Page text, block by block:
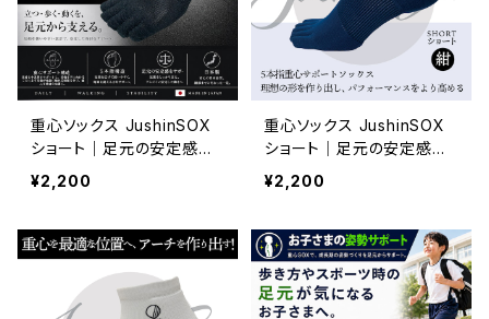
重心ソックス JushinSOX
ショート｜足元の安定感を
サポートする5本指ソック
ス 黒
¥2,200
重心ソックス JushinSOX
ショート｜足元の安定感を
サポートする5本指ソック
ス 紺
¥2,200